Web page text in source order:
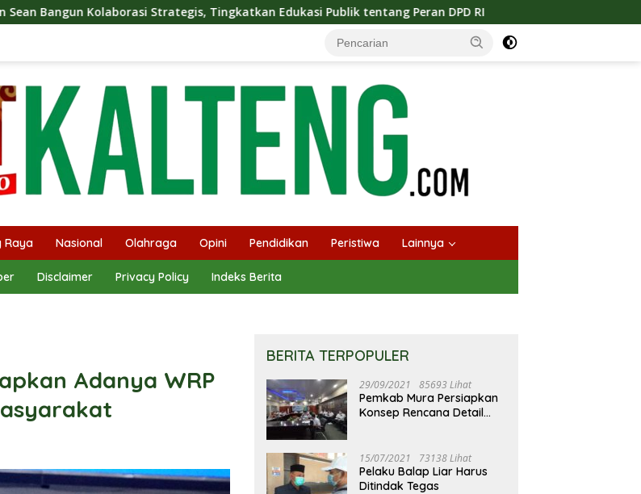
Strategis, Tingkatkan Edukasi Publik tentang Peran DPD RI Masuknya Musim Kemarau PT Pada Idi
Raya Nasional Olahraga Opini Pendidikan Peristiwa Lainnya
Disclaimer Privacy Policy Indeks Berita
Adanya WRP
BERITA TERPOPULER
29/09/2021 85693 Lihat
Pemkab Mura Persiapkan
Konsep Rencana Detail
15/07/2021 73138 Lihat
Pelaku Balap Liar Harus
Ditindak Tegas